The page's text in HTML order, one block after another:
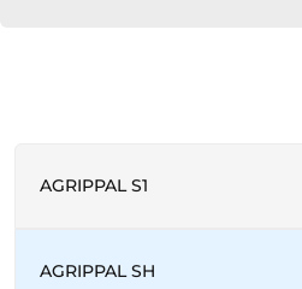
AGRIPPAL S1
AGRIPPAL SH